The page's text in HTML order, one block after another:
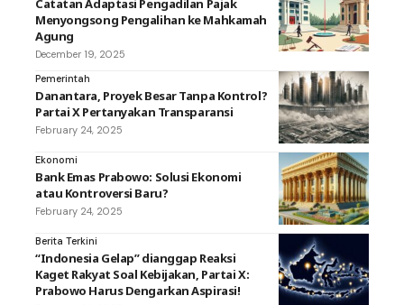
Menyongsong Pengalihan ke Mahkamah
Agung
December 19, 2025
Pemerintah
Danantara, Proyek Besar Tanpa Kontrol?
Partai X Pertanyakan Transparansi
February 24, 2025
Ekonomi
Bank Emas Prabowo: Solusi Ekonomi
atau Kontroversi Baru?
February 24, 2025
Berita Terkini
“Indonesia Gelap” dianggap Reaksi
Kaget Rakyat Soal Kebijakan, Partai X:
Prabowo Harus Dengarkan Aspirasi!